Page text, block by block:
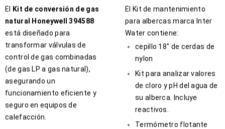
El
Kit de conversión de gas
natural Honeywell 394588
está diseñado para
transformar válvulas de
control de gas combinadas
(de gas LP a gas natural),
asegurando un
funcionamiento eficiente y
seguro en equipos de
calefacción.
El Kit de mantenimiento
para albercas marca Inter
Water contiene:
cepillo 18″ de cerdas de
nylon
Kit para analizar valores
de cloro y pH del agua de
su alberca. Incluye
reactivos.
Termómetro flotante